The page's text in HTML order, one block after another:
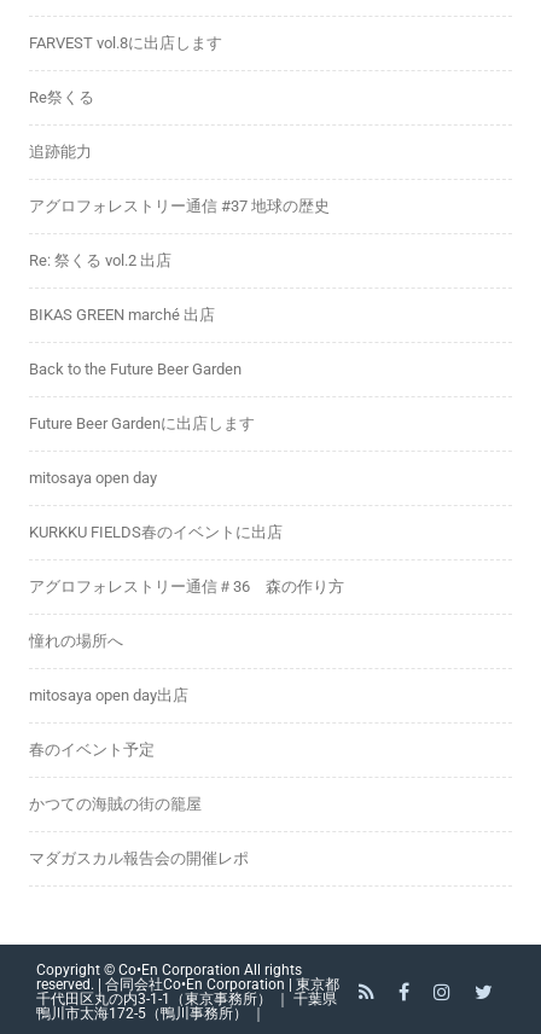
FARVEST vol.8に出店します
Re祭くる
追跡能力
アグロフォレストリー通信 #37 地球の歴史
Re: 祭くる vol.2 出店
BIKAS GREEN marché 出店
Back to the Future Beer Garden
Future Beer Gardenに出店します
mitosaya open day
KURKKU FIELDS春のイベントに出店
アグロフォレストリー通信＃36 森の作り方
憧れの場所へ
mitosaya open day出店
春のイベント予定
かつての海賊の街の籠屋
マダガスカル報告会の開催レポ
Copyright © Co•En Corporation All rights
reserved. | 合同会社Co•En Corporation | 東京都
千代田区丸の内3-1-1（東京事務所） ｜ 千葉県
鴨川市太海172-5（鴨川事務所） ｜